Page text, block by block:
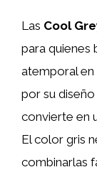
Las Cool
para quienes
atemporal en
por su
convierte en
El color gris
combinarlas